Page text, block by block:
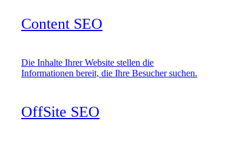
Content SEO
Die Inhalte Ihrer Website stellen die
Informationen bereit, die Ihre Besucher suchen.
OffSite SEO